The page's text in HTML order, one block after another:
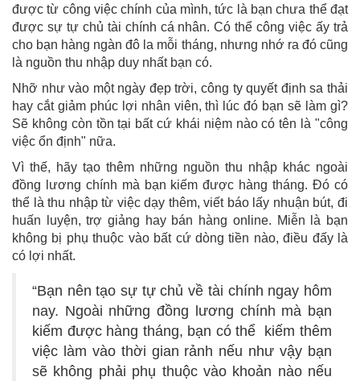
được từ công việc chính của mình, tức là bạn chưa thể đạt
được sự tự chủ tài chính cá nhân. Có thể công việc ấy trả
cho bạn hàng ngàn đô la mỗi tháng, nhưng nhớ ra đó cũng
là nguồn thu nhập duy nhất bạn có.
Nhỡ như vào một ngày đẹp trời, công ty quyết định sa thải
hay cắt giảm phúc lợi nhân viên, thì lúc đó bạn sẽ làm gì?
Sẽ không còn tồn tại bất cứ khái niệm nào có tên là "công
việc ổn định" nữa.
Vì thế, hãy tạo thêm những nguồn thu nhập khác ngoài
đồng lương chính mà bạn kiếm được hàng tháng. Đó có
thể là thu nhập từ việc dạy thêm, viết báo lấy nhuận bút, đi
huấn luyện, trợ giảng hay bán hàng online. Miễn là bạn
không bị phụ thuộc vào bất cứ dòng tiền nào, điều đấy là
có lợi nhất.
“Bạn nên tạo sự tự chủ về tài chính ngay hôm
nay. Ngoài những đồng lương chính mà bạn
kiếm được hàng tháng, bạn có thể kiếm thêm
việc làm vào thời gian rảnh nếu như vậy bạn
sẽ không phải phụ thuộc vào khoản nào nếu